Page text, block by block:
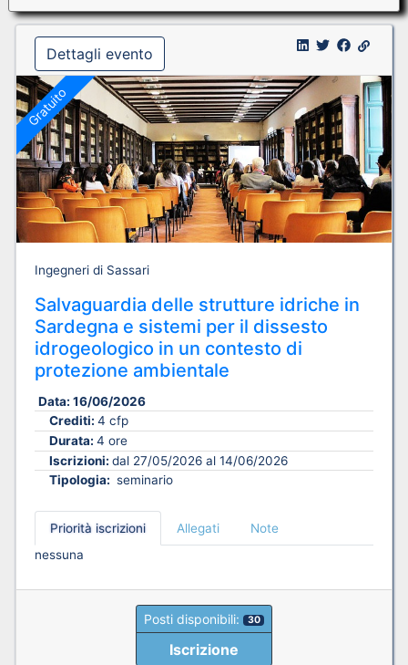
Dettagli evento
Gratuito
Ingegneri di Sassari
Salvaguardia delle strutture idriche in
Sardegna e sistemi per il dissesto
idrogeologico in un contesto di
protezione ambientale
Data: 16/06/2026
Crediti: 4 cfp
Durata: 4 ore
Iscrizioni: dal 27/05/2026 al 14/06/2026
Tipologia: seminario
Priorità iscrizioni Allegati
Note
nessuna
Posti disponibili: 30
Iscrizione